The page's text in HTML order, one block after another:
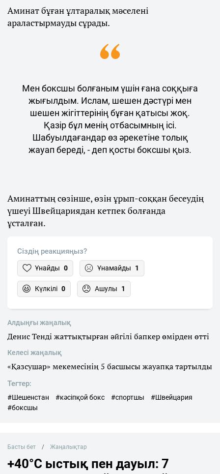
Аминат бұған ұлтаралық мәселені
араластырмауды сұрады.
Мен боксшы болғаным үшін ғана соққыға
жығылдым. Ислам, шешен дәстүрі мен
шешен жігіттерінің бұған қатысы жоқ.
Қазір бұл менің отбасымның ісі.
Шабуылдағандар өз әрекетіне толық
жауап береді, - деп қосты боксшы қыз.
Аминаттың сөзінше, өзін ұрып-соққан бесеудің
үшеуі Швейцариядан кетпек болғанда
ұсталған.
Сіздің реакцияңыз?
Ұнайды 0 Ұнамайды 1
Күлкілі 0 Ашулы 1
Алдыңғы жаңалық
Денис Тенді жаттықтырған әйгілі бапкер өмірден өтті
Келесі жаңалық
«Қазсушар» мекемесінің 5 басшысы жауапқа тартылды
Тегтер:
#Шешенстан #кәсіпқой бокс #спортшы
#Швейцария
#боксшы
Басты бет Жаңалықтар
+40°C ыстық пен дауыл: 7